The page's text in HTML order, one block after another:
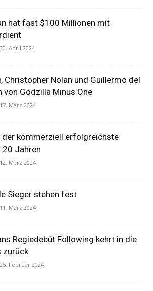
hat fast $100 Millionen mit
30. April 2024
Christopher Nolan und Guillermo del
von Godzilla Minus One
17. März 2024
der kommerziell erfolgreichste
Jahren
12. März 2024
Sieger stehen fest
11. März 2024
Regiedebüt Following kehrt in die
zurück
25. Februar 2024